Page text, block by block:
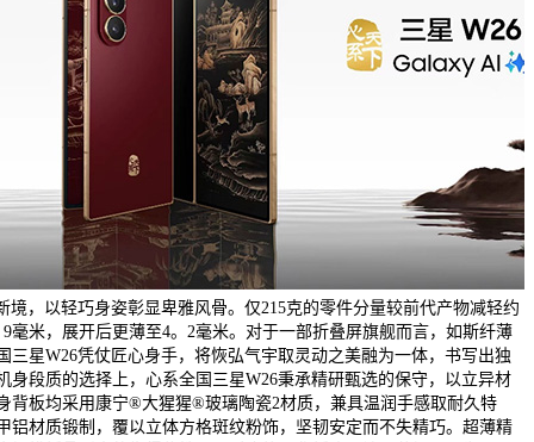
境，以轻巧身姿彰显卑雅风骨。仅215克的零件分量较前代产物减轻约
毫米，展开后更薄至4。2毫米。对于一部折叠屏旗舰而言，如斯纤薄
三星W26凭仗匠心身手，将恢弘气宇取灵动之美融为一体，书写出独
身段质的选择上，心系全国三星W26秉承精研甄选的保守，以立异材
背板均采用康宁®大猩猩®玻璃陶瓷2材质，兼具温润手感取耐久特
铝材质锻制，覆以立体方格斑纹粉饰，坚韧安定而不失精巧。超薄精